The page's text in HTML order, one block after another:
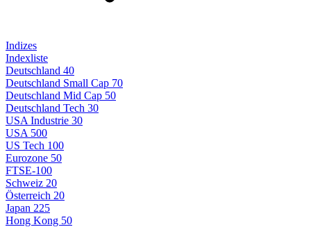
Indizes
Indexliste
Deutschland 40
Deutschland Small Cap 70
Deutschland Mid Cap 50
Deutschland Tech 30
USA Industrie 30
USA 500
US Tech 100
Eurozone 50
FTSE-100
Schweiz 20
Österreich 20
Japan 225
Hong Kong 50